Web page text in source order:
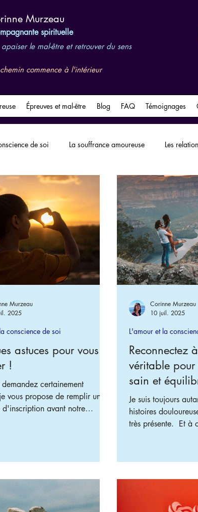
Murzeau
spirituelle
apaiser le mal-être et retrouver du sens
commence à l'intérieur
Épreuves et mal-être Blog FAQ Témoignages
de soi La souffrance amoureuse Les
amoureuse
astuces pour vous
!
demandez certainement
vous propose de remplir un
d'inscription avant notre
et les répertorie dans un
», « Sentiment d’abandon
conscience de soi
Murzeau
2025
Reconnectez
véritable pour
sain et
Je suis toujours
histoires
très présente. ​ Et à chaque fois, je
tant qu’on ne se
L'amour et la
Corinne Murzeau
10 juil. 2025